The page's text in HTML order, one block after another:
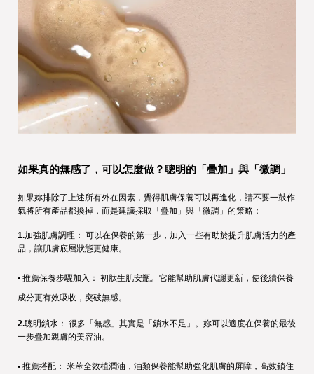
如果真的無感了，可以怎麼做？聰明的「疊加」與「微調」
如果妳排除了上述所有外在因素，覺得肌膚保養可以再進化，請不要一鼓作
氣將所有產品都換掉，而是建議採取「疊加」與「微調」的策略：
1.加強肌膚調理： 可以在保養的第一步，加入一些有助於提升肌膚活力的產
品，讓肌膚底層狀態更健康。
• 推薦保養步驟加入： 初肽生肌安瓶。它能幫助肌膚代謝更新，使後續保養
成分更有效吸收，突破無感。
2.聰明鎖水： 很多「無感」其實是「鎖水不足」。妳可以適度在保養的最後
一步疊加親膚的美容油。
• 推薦搭配： 米萃全效植潤油，油類保養能幫助強化肌膚的屏障，高效鎖住